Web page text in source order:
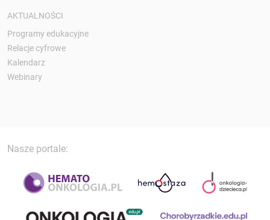
AKTUALNOŚCI
Programy edukacyjne
Relacje cyfrowe
Kalendarz
Webinary
Nasze portale: